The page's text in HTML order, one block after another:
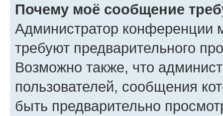
Почему моё сообщение
Администратор конференции
требуют предварительного
Возможно также, что
пользователей, сообщения
быть предварительно